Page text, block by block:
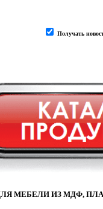
Получать
МЕБЕЛИ ИЗ МДФ,